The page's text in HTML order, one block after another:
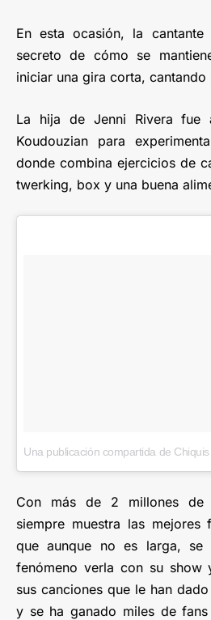
En esta ocasión, la
secreto de cómo se
iniciar una gira corta, cantando
La hija de Jenni Rivera fue
Koudouzian para
donde combina ejercicios de
twerking, box y una buena
Con más de 2 millones de
siempre muestra las mejores
que aunque no es larga, se
fenómeno verla con su show
sus canciones que le han
y se ha ganado miles de